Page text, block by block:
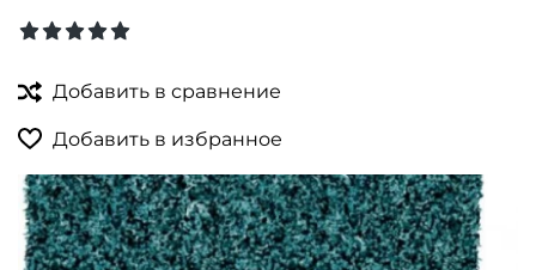
Добавить в сравнение
Добавить в избранное